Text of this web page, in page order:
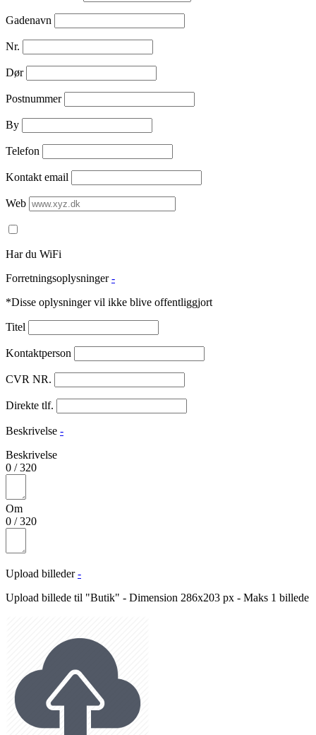
Gadenavn
Nr.
Dør
Postnummer
By
Telefon
Kontakt email
Web
Har du WiFi
Forretningsoplysninger -
*Disse oplysninger vil ikke blive offentliggjort
Titel
Kontaktperson
CVR NR.
Direkte tlf.
Beskrivelse -
Beskrivelse
0 /320
Om
0 /320
Upload billeder -
Upload billede til "Butik" - Dimension 286x203 px - Maks 1 billede